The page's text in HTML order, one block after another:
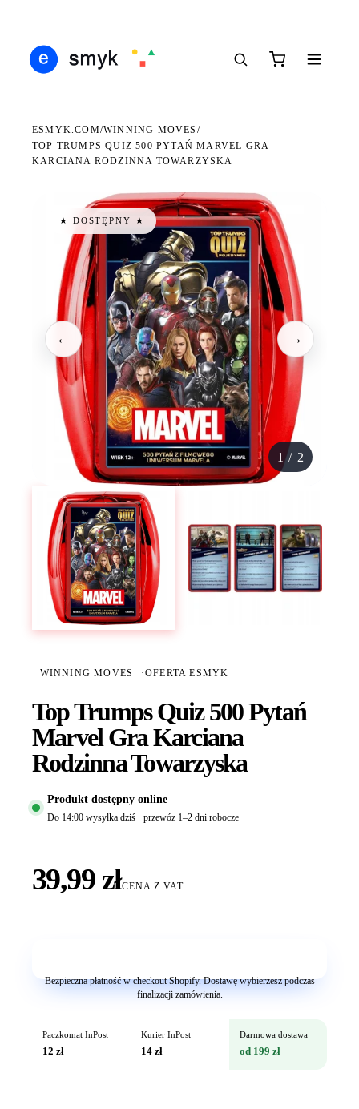
ESMYK.COM/WINNING MOVES /
TOP TRUMPS QUIZ 500 PYTAŃ MARVEL GRA
KARCIANA RODZINNA TOWARZYSKA
★ DOSTĘPNY ★
← →
1 / 2
WINNING MOVES ·OFERTA ESMYK
Top Trumps Quiz 500 Pytań
Marvel Gra Karciana
Rodzinna Towarzyska
Produkt dostępny online
Do 14:00 wysyłka dziś · przewóz 1–2 dni robocze
39,99 złCENA Z VAT
Bezpieczna płatność w checkout Shopify. Dostawę wybierzesz podczas
finalizacji zamówienia.
Paczkomat InPost
12 zł
Kurier InPost
14 zł
Darmowa dostawa
od 199 zł